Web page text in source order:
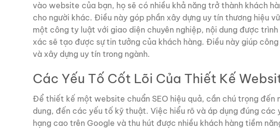
vào website của bạn, họ sẽ có nhiều khả năng trở thành khách
cho người khác. Điều này góp phần xây dựng uy tín thương hiệu
một công ty luật với giao diện chuyên nghiệp, nội dung được
xác sẽ tạo được sự tin tưởng của khách hàng. Điều này giúp
và xây dựng uy tín trong ngành.
Các Yếu Tố Cốt Lõi Của Thiết Kế
Để thiết kế một website chuẩn SEO hiệu quả, cần chú trọng
dung, đến các yếu tố kỹ thuật. Việc hiểu rõ và áp dụng đúng
hạng cao trên Google và thu hút được nhiều khách hàng tiềm